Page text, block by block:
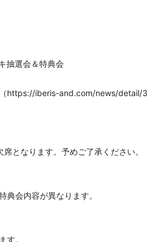
抽選会＆特典会
https://iberis-and.com/news/detail/
となります。予めご了承ください。
典会内容が異なります。
す。